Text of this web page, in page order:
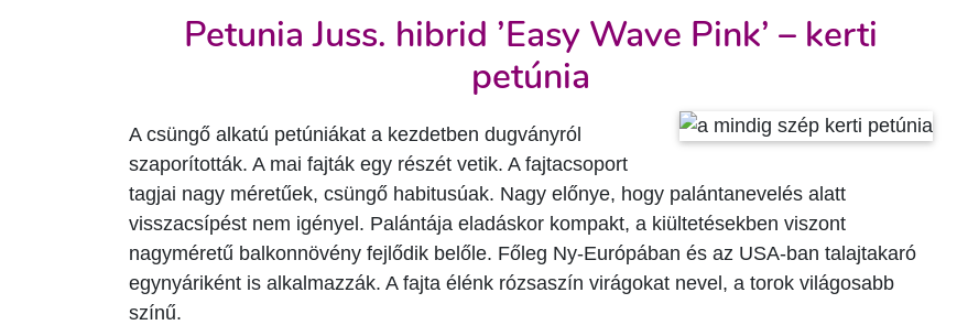
Petunia Juss. hibrid ’Easy Wave Pink’ – kerti
petúnia
A csüngő alkatú petúniákat a kezdetben dugványról
szaporították. A mai fajták egy részét vetik. A fajtacsoport
tagjai nagy méretűek, csüngő habitusúak. Nagy előnye, hogy palántanevelés alatt
visszacsípést nem igényel. Palántája eladáskor kompakt, a kiültetésekben viszont
nagyméretű balkonnövény fejlődik belőle. Főleg Ny-Európában és az USA-ban talajtakaró
egynyáriként is alkalmazzák. A fajta élénk rózsaszín virágokat nevel, a torok világosabb
színű.